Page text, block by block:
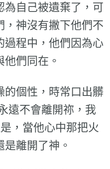
為自己被遺棄了，可
，神沒有撇下他們不
過程中，他們因為心
們同在。
的個性，時常口出髒
遠不會離開祢，我
，當他心中那把火
離開了神。